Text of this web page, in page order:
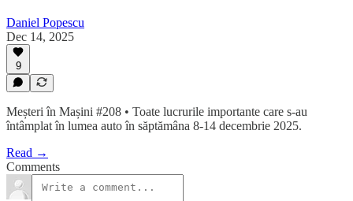
Daniel Popescu
Dec 14, 2025
9
Meșteri în Mașini #208 • Toate lucrurile importante care s-au
întâmplat în lumea auto în săptămâna 8-14 decembrie 2025.
Read →
Comments